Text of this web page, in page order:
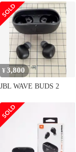
ヤレスイヤホン
¥3,800
JBL WAVE BUDS 2